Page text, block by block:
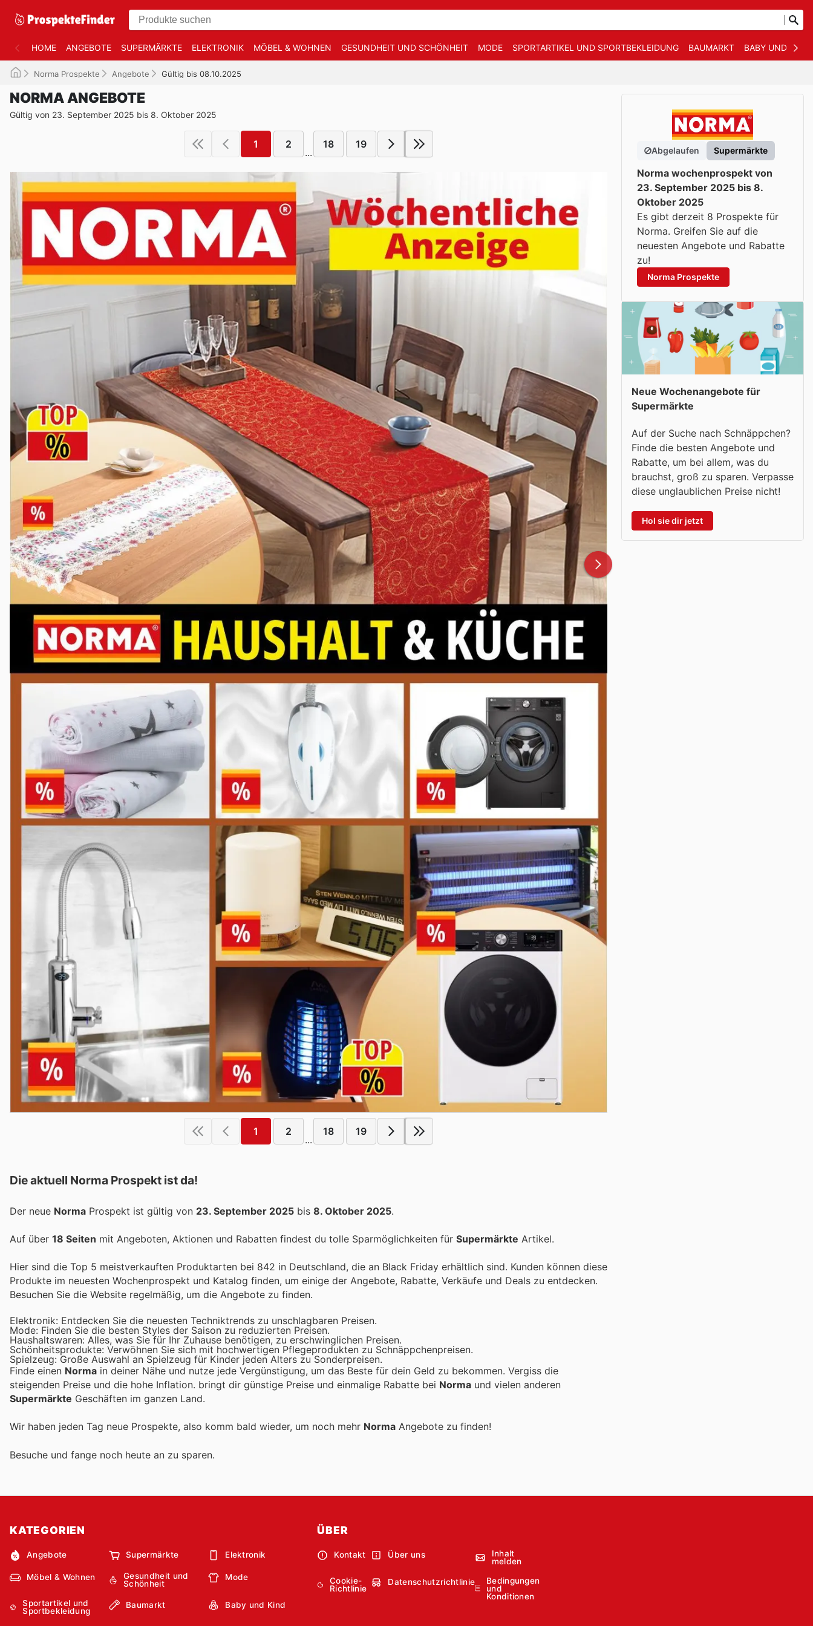
HOME ANGEBOTE SUPERMÄRKTE ELEKTRONIK MÖBEL & WOHNEN GESUNDHEIT UND SCHÖNHEIT MODE SPORTARTIKEL UND SPORTBEKLEIDUNG BAUMARKT BABY UND KIND
Norma Prospekte Angebote Gültig bis 08.10.2025
NORMA ANGEBOTE
Gültig von 23. September 2025 bis 8. Oktober 2025
1 2
...
18 19
1 2
...
18 19
Die aktuell Norma Prospekt ist da!
Der neue Norma Prospekt ist gültig von 23. September 2025 bis 8. Oktober 2025.
Auf über 18 Seiten mit Angeboten, Aktionen und Rabatten findest du tolle Sparmöglichkeiten für Supermärkte Artikel.
Hier sind die Top 5 meistverkauften Produktarten bei 842 in Deutschland, die an Black Friday erhältlich sind. Kunden können diese
Produkte im neuesten Wochenprospekt und Katalog finden, um einige der Angebote, Rabatte, Verkäufe und Deals zu entdecken.
Besuchen Sie die Website regelmäßig, um die Angebote zu finden.
Elektronik: Entdecken Sie die neuesten Techniktrends zu unschlagbaren Preisen.
Mode: Finden Sie die besten Styles der Saison zu reduzierten Preisen.
Haushaltswaren: Alles, was Sie für Ihr Zuhause benötigen, zu erschwinglichen Preisen.
Schönheitsprodukte: Verwöhnen Sie sich mit hochwertigen Pflegeprodukten zu Schnäppchenpreisen.
Spielzeug: Große Auswahl an Spielzeug für Kinder jeden Alters zu Sonderpreisen.
Finde einen Norma in deiner Nähe und nutze jede Vergünstigung, um das Beste für dein Geld zu bekommen. Vergiss die
steigenden Preise und die hohe Inflation. bringt dir günstige Preise und einmalige Rabatte bei Norma und vielen anderen
Supermärkte Geschäften im ganzen Land.
Wir haben jeden Tag neue Prospekte, also komm bald wieder, um noch mehr Norma Angebote zu finden!
Besuche und fange noch heute an zu sparen.
Abgelaufen Supermärkte
Norma wochenprospekt von
23. September 2025 bis 8.
Oktober 2025
Es gibt derzeit 8 Prospekte für
Norma. Greifen Sie auf die
neuesten Angebote und Rabatte
zu!
Norma Prospekte
Neue Wochenangebote für
Supermärkte
Auf der Suche nach Schnäppchen?
Finde die besten Angebote und
Rabatte, um bei allem, was du
brauchst, groß zu sparen. Verpasse
diese unglaublichen Preise nicht!
Hol sie dir jetzt
KATEGORIEN
Angebote Supermärkte Elektronik
Möbel & Wohnen
Gesundheit und
Schönheit
Mode
Sportartikel und
Sportbekleidung
Baumarkt Baby und Kind
ÜBER
Kontakt Über uns
Inhalt
melden
Cookie-
Richtlinie
Datenschutzrichtlinie
Bedingungen
und
Konditionen